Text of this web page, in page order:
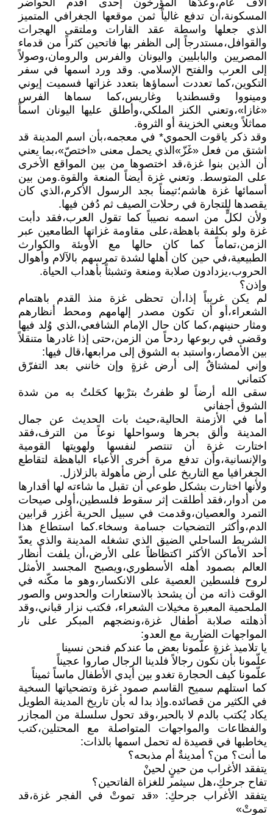
آلاف عام،وعدّها المؤرخون إحدى أقدم الحواضر
المسكونة،أن تدفع غالياً ثمن موقعها الجغرافي المتميز
الذي جعلها واسطة عقد القارات وملتقى الهجرات
والقوافل،مستدرجاً إلى الظفر بها فاتحين كثراً من قدماء
المصريين والبابليين واليونان والفرس والرومان،وصولاً
إلى العرب والفتح الإسلامي. وقد ورد اسمها في سفر
التكوين،كما تعددت أسماؤها بتعدد غزاتها فسميت إيوني
ومينووا وقسطنديا وغاريس،كما سماها الفرس
«غازا»،وتعني الكنز الملكي،وأطلق عليها اليونان اسماً
مماثلاً ويعني الخزينة أو الثروة.
وقد ذكر ياقوت الحموي* في معجمه،بأن اسم المدينة قد
اشتق من فعل «غَزّ»الذي يحمل معنى «اختصّ»،بما يعني
أن الذين بنوا غزة،قد اختصوها من بين المواقع الأخرى
على المتوسط. وتعني غزة أيضاً المنعة والقوة.ومن بين
أسمائها غزة هاشم؛تيمناً بجد الرسول الأكرم،الذي كان
يقصدها للتجارة في رحلات الصيف ثم دُفن فيها.
ولأن لكلٍّ من اسمه نصيباً كما تقول العرب،فقد دأبت
غزة ولو بكلفة باهظة،على مقاومة غزاتها الطامعين عبر
الزمن،تماماً كما كان حالها مع الأوبئة والكوارث
الطبيعية،في حين كان أهلها لشدة تمرسهم بالآلام وأهوال
الحروب،يزدادون صلابة ومنعة وتشبثاً بأهداب الحياة.
وإذن؟
لم يكن غريباً إذا،أن تحظى غزة منذ القدم باهتمام
الشعراء،أو أن تكون مصدر إلهامهم ومحط أنظارهم
ومثار حنينهم،كما كان حال الإمام الشافعي،الذي وُلد فيها
وقضى في ربوعها ردحاً من الزمن،حتى إذا غادرها متنقلاً
بين الأمصار،واستبد به الشوق إلى مرابعها،قال فيها:
وإني لمشتاقٌ إلى أرض غزةٍ وإن خانني بعد التفرّق
كتماني
سقى الله أرضاً لو ظفرتُ بترْبها كحَلتُ به من شدة
الشوق أجفاني
أما في الأزمنة الحالية،حيث بات الحديث عن جمال
المدينة وألق بحرها وسواحلها نوعاً من الترف،فقد
اختارت غزة أن تنتصر لنفسها ولهويتها القومية
والإنسانية،وأن تدفع مرة أخرى الأعباء الباهظة لتقاطع
الجغرافيا مع التاريخ على أرض مأهولة بالزلازل.
ولأنها اختارت بشكل طوعي أن تقبل ما شاءته لها أقدارها
من أدوار،فقد أطلقت إثر سقوط فلسطين،أولى صيحات
التمرد والعصيان،وقدمت في سبيل الحرية أغزر قرابين
الدم،وأكثر التضحيات جسامة وسخاء.كما استطاع هذا
الشريط الساحلي الضيق الذي تشغله المدينة والذي يعدّ
أحد الأماكن الأكثر اكتظاظاً على الأرض،أن يلفت أنظار
العالم بصمود أهله الأسطوري،ويصبح المجسد الأمثل
لروح فلسطين العصية على الانكسار،وهو ما مكّنه في
الوقت ذاته من أن يشحذ بالاستعارات والحدوس والصور
الملحمية المعبرة مخيلات الشعراء، فكتب نزار قباني،وقد
أذهلته صلابة أطفال غزة،ونضجهم المبكر على نار
المواجهات الضارية مع العدو:
يا تلاميذ غزةٍ علّمونا بعض ما عندكم فنحن نسينا
علّمونا بأن نكون رجالاً فلدينا الرجال صاروا عجيناً
علّمونا كيف الحجارة تغدو بين أيدي الأطفال ماساً ثميناً
كما استلهم سميح القاسم صمود غزة وتضحياتها السخية
في الكثير من قصائده.وإذ بدا له بأن تاريخ المدينة الطويل
يكاد يُكتب بالدم لا بالحبر،وقد تحول سلسلة من المجازر
والفظاعات والمواجهات المتواصلة مع المحتلين،كتب
يخاطبها في قصيدة له تحمل اسمها بالذات:
ما أنت؟ من؟ أمدينةٌ أم مذبحه؟
يتفقد الأغراب من حينٍ لحينْ
تفاح جرحكِ،هل سيثمر للغزاة الفاتحين؟
يتفقد الأغراب جرحكِ: «قد تموتْ في الفجر غزة،قد
تموتْ»